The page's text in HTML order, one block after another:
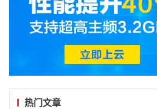
热门文章